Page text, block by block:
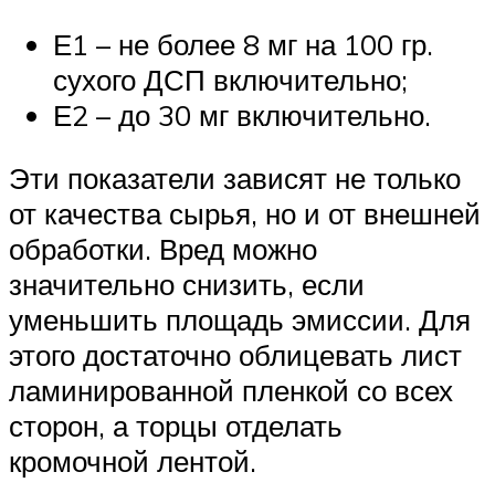
Е1 – не более 8 мг на 100 гр.
сухого ДСП включительно;
Е2 – до 30 мг включительно.
Эти показатели зависят не только
от качества сырья, но и от внешней
обработки. Вред можно
значительно снизить, если
уменьшить площадь эмиссии. Для
этого достаточно облицевать лист
ламинированной пленкой со всех
сторон, а торцы отделать
кромочной лентой.